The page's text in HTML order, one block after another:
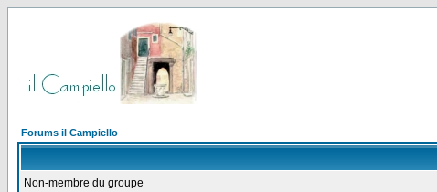
Forums il Campiello
Non-membre du groupe